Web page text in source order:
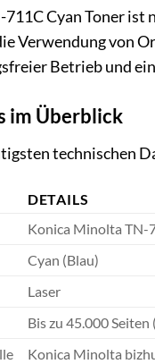
Cyan Toner ist
Verwendung von
Betrieb und
im Überblick
technischen
DETAILS
Konica Minolta TN-
Cyan (Blau)
Laser
Bis zu 45.000 Seiten
Konica Minolta